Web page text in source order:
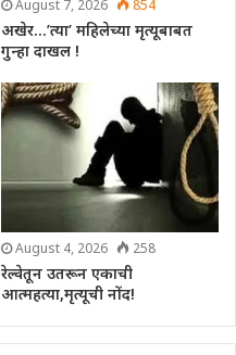
August 7, 2026 854
अखेर…’त्या’ महिलेच्या मृत्यूबाबत
गुन्हा दाखल !
August 4, 2026 258
रेल्वेतून उतरून एकाची
आत्महत्या,मृत्यूची नोंद!